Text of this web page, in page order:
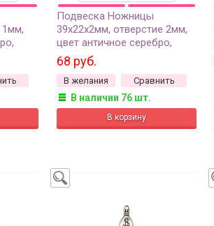
1мм,
2шт
Подвеска Ножницы
39х22х2мм, отверстие 2мм,
цвет античное серебро,
сплав металлов, 22-238, 2шт
68 руб.
В желания Сравнить
В наличии 76 шт.